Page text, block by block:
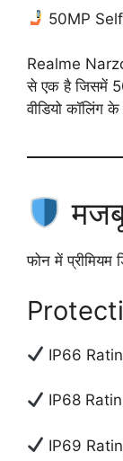
50MP
Realme
से एक है जिसमें
वीडियो कॉलिंग
फोन में प्रीमियम
IP66
IP68
IP69